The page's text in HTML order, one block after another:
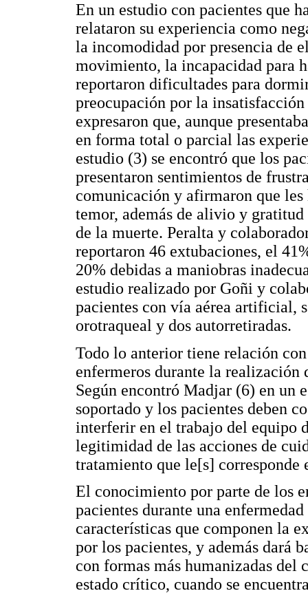
En un estudio con pacientes que
relataron su experiencia como
la incomodidad por presencia de
movimiento, la incapacidad para
reportaron dificultades para
preocupación por la insatisfacción
expresaron que, aunque
en forma total o parcial las
estudio (3) se encontró que los
presentaron sentimientos de
comunicación y afirmaron que
temor, además de alivio y
de la muerte. Peralta y
reportaron 46 extubaciones, el
20% debidas a maniobras
estudio realizado por Goñi y
pacientes con vía aérea artificial,
orotraqueal y dos autorretiradas.
Todo lo anterior tiene relación
enfermeros durante la realización
Según encontró Madjar (6) en un
soportado y los pacientes deben
interferir en el trabajo del equipo
legitimidad de las acciones de
tratamiento que le[s] corresponde
El conocimiento por parte de los
pacientes durante una
características que componen la
por los pacientes, y además dará
con formas más humanizadas del
estado crítico, cuando se